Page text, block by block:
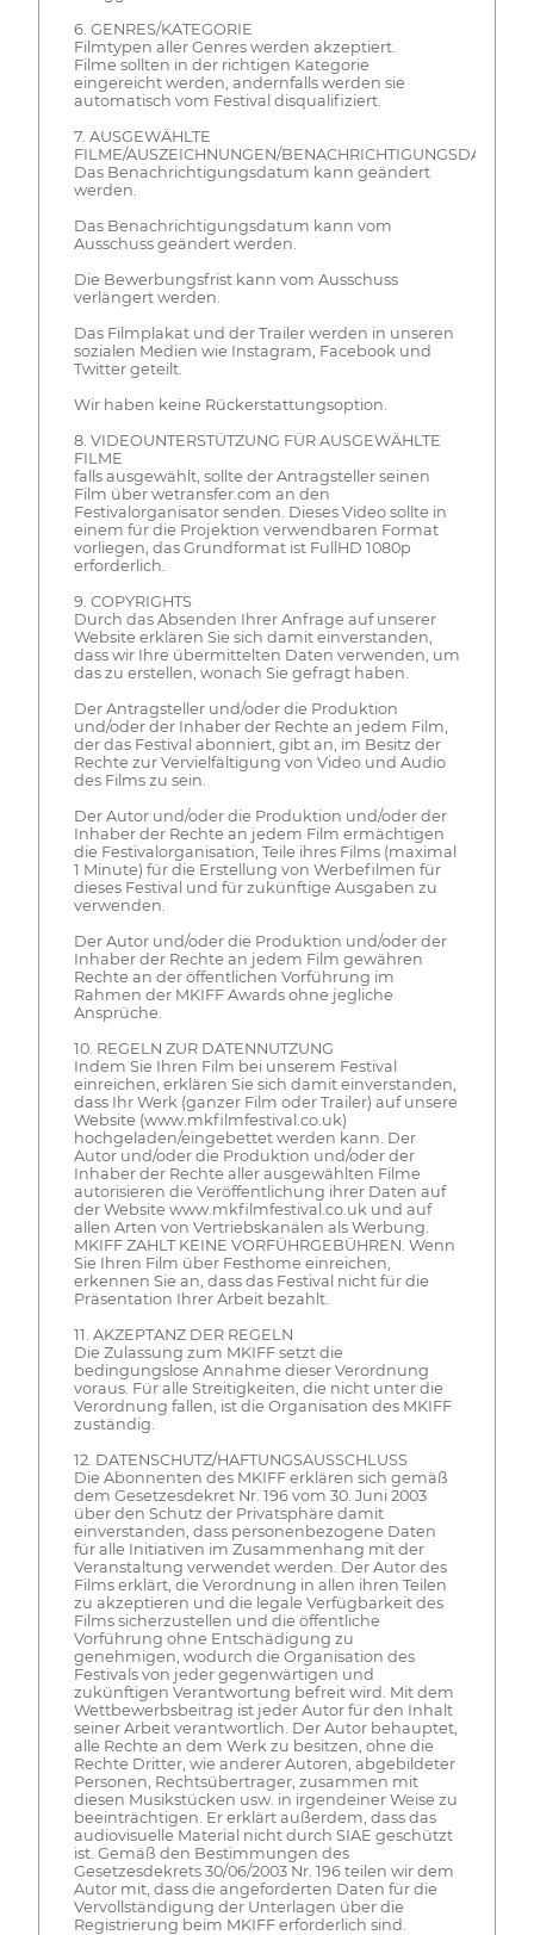
6. GENRES/KATEGORIE
Filmtypen aller Genres werden akzeptiert.
Filme sollten in der richtigen Kategorie
eingereicht werden, andernfalls werden sie
automatisch vom Festival disqualifiziert.
7. AUSGEWÄHLTE
FILME/AUSZEICHNUNGEN/BENACHRICHTIGUNGSDATUM/
Das Benachrichtigungsdatum kann geändert
werden.
Das Benachrichtigungsdatum kann vom
Ausschuss geändert werden.
Die Bewerbungsfrist kann vom Ausschuss
verlängert werden.
Das Filmplakat und der Trailer werden in unseren
sozialen Medien wie Instagram, Facebook und
Twitter geteilt.
Wir haben keine Rückerstattungsoption.
8. VIDEOUNTERSTÜTZUNG FÜR AUSGEWÄHLTE
FILME
falls ausgewählt, sollte der Antragsteller seinen
Film über wetransfer.com an den
Festivalorganisator senden. Dieses Video sollte in
einem für die Projektion verwendbaren Format
vorliegen, das Grundformat ist FullHD 1080p
erforderlich.
9. COPYRIGHTS
Durch das Absenden Ihrer Anfrage auf unserer
Website erklären Sie sich damit einverstanden,
dass wir Ihre übermittelten Daten verwenden, um
das zu erstellen, wonach Sie gefragt haben.
Der Antragsteller und/oder die Produktion
und/oder der Inhaber der Rechte an jedem Film,
der das Festival abonniert, gibt an, im Besitz der
Rechte zur Vervielfältigung von Video und Audio
des Films zu sein.
Der Autor und/oder die Produktion und/oder der
Inhaber der Rechte an jedem Film ermächtigen
die Festivalorganisation, Teile ihres Films (maximal
1 Minute) für die Erstellung von Werbefilmen für
dieses Festival und für zukünftige Ausgaben zu
verwenden.
Der Autor und/oder die Produktion und/oder der
Inhaber der Rechte an jedem Film gewähren
Rechte an der öffentlichen Vorführung im
Rahmen der MKIFF Awards ohne jegliche
Ansprüche.
10. REGELN ZUR DATENNUTZUNG
Indem Sie Ihren Film bei unserem Festival
einreichen, erklären Sie sich damit einverstanden,
dass Ihr Werk (ganzer Film oder Trailer) auf unsere
Website (www.mkfilmfestival.co.uk)
hochgeladen/eingebettet werden kann. Der
Autor und/oder die Produktion und/oder der
Inhaber der Rechte aller ausgewählten Filme
autorisieren die Veröffentlichung ihrer Daten auf
der Website www.mkfilmfestival.co.uk und auf
allen Arten von Vertriebskanälen als Werbung.
MKIFF ZAHLT KEINE VORFÜHRGEBÜHREN. Wenn
Sie Ihren Film über Festhome einreichen,
erkennen Sie an, dass das Festival nicht für die
Präsentation Ihrer Arbeit bezahlt.
11. AKZEPTANZ DER REGELN
Die Zulassung zum MKIFF setzt die
bedingungslose Annahme dieser Verordnung
voraus. Für alle Streitigkeiten, die nicht unter die
Verordnung fallen, ist die Organisation des MKIFF
zuständig.
12. DATENSCHUTZ/HAFTUNGSAUSSCHLUSS
Die Abonnenten des MKIFF erklären sich gemäß
dem Gesetzesdekret Nr. 196 vom 30. Juni 2003
über den Schutz der Privatsphäre damit
einverstanden, dass personenbezogene Daten
für alle Initiativen im Zusammenhang mit der
Veranstaltung verwendet werden. Der Autor des
Films erklärt, die Verordnung in allen ihren Teilen
zu akzeptieren und die legale Verfügbarkeit des
Films sicherzustellen und die öffentliche
Vorführung ohne Entschädigung zu
genehmigen, wodurch die Organisation des
Festivals von jeder gegenwärtigen und
zukünftigen Verantwortung befreit wird. Mit dem
Wettbewerbsbeitrag ist jeder Autor für den Inhalt
seiner Arbeit verantwortlich. Der Autor behauptet,
alle Rechte an dem Werk zu besitzen, ohne die
Rechte Dritter, wie anderer Autoren, abgebildeter
Personen, Rechtsübertrager, zusammen mit
diesen Musikstücken usw. in irgendeiner Weise zu
beeinträchtigen. Er erklärt außerdem, dass das
audiovisuelle Material nicht durch SIAE geschützt
ist. Gemäß den Bestimmungen des
Gesetzesdekrets 30/06/2003 Nr. 196 teilen wir dem
Autor mit, dass die angeforderten Daten für die
Vervollständigung der Unterlagen über die
Registrierung beim MKIFF erforderlich sind.